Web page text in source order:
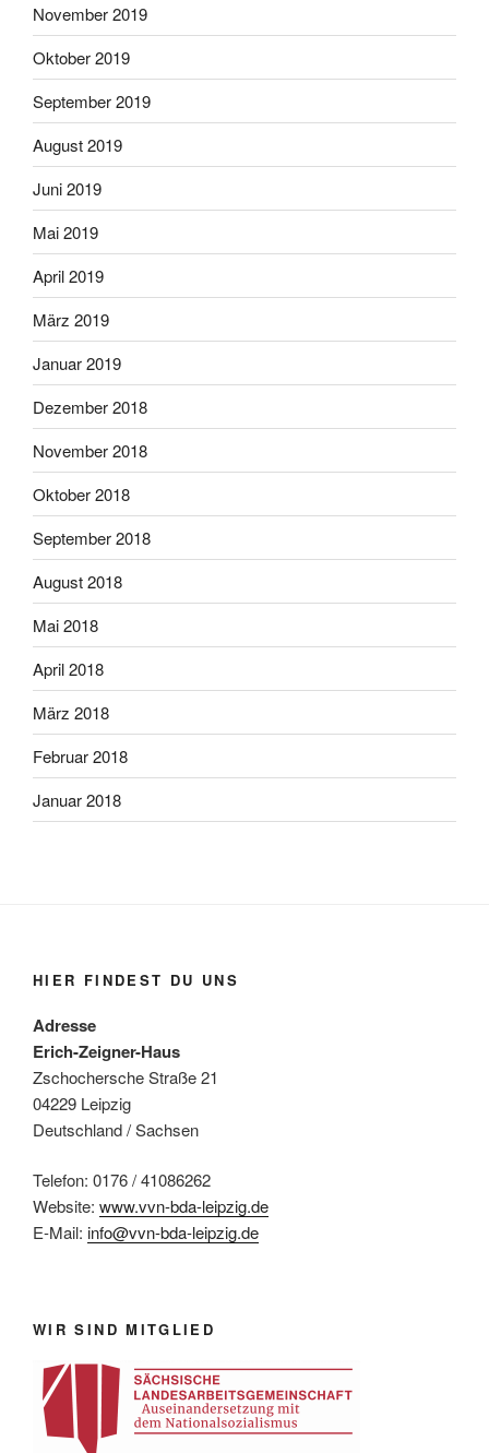
November 2019
Oktober 2019
September 2019
August 2019
Juni 2019
Mai 2019
April 2019
März 2019
Januar 2019
Dezember 2018
November 2018
Oktober 2018
September 2018
August 2018
Mai 2018
April 2018
März 2018
Februar 2018
Januar 2018
HIER FINDEST DU UNS
Adresse
Erich-Zeigner-Haus
Zschochersche Straße 21
04229 Leipzig
Deutschland / Sachsen
Telefon: 0176 / 41086262
Website: www.vvn-bda-leipzig.de
E-Mail: info@vvn-bda-leipzig.de
WIR SIND MITGLIED